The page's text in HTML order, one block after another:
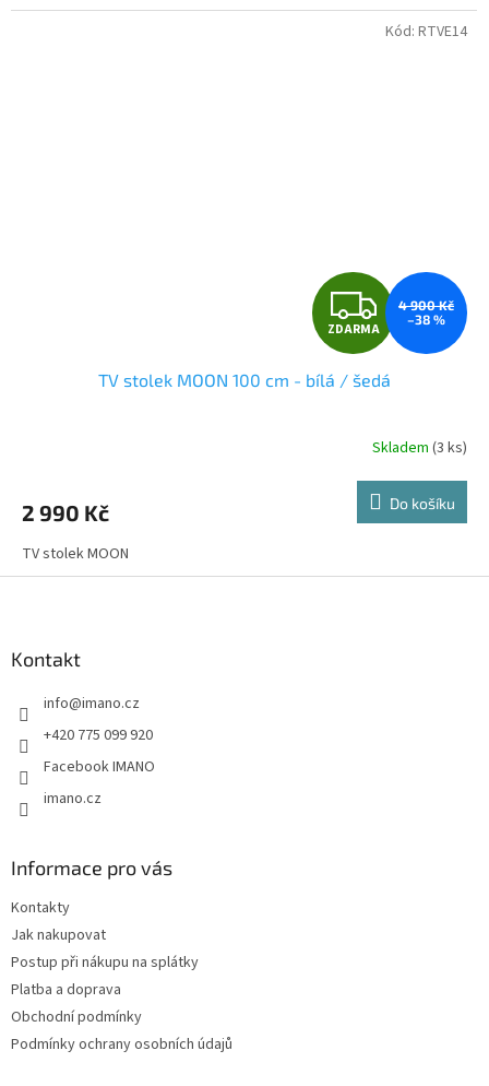
Z
D
A
R
M
A
ZDARMA
4 900 Kč
–38 %
TV stolek MOON 100 cm - bílá / šedá
Skladem (3 ks)
2 990 Kč Do košíku
TV stolek MOON
Kód: RTVE14
Kontakt
info@imano.cz
+420 775 099 920
Facebook IMANO
imano.cz
Informace pro vás
Kontakty
Jak nakupovat
Postup při nákupu na splátky
Platba a doprava
Obchodní podmínky
Podmínky ochrany osobních údajů